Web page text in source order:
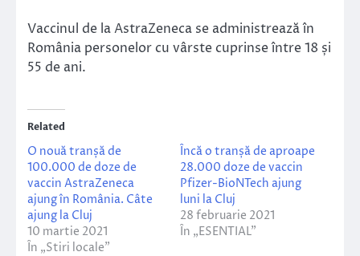
Vaccinul de la AstraZeneca se administrează în
România personelor cu vârste cuprinse între 18 și
55 de ani.
Related
O nouă tranșă de
100.000 de doze de
vaccin AstraZeneca
ajung în România. Câte
ajung la Cluj
10 martie 2021
În „Stiri locale”
Încă o tranșă de aproape
28.000 doze de vaccin
Pfizer-BioNTech ajung
luni la Cluj
28 februarie 2021
În „ESENTIAL”